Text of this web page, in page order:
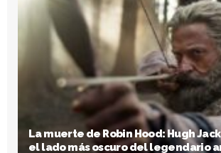
La muerte de Robin Hood: Hugh
el lado más oscuro del legendario